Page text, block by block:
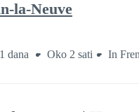
la-Neuve
dana Oko 2 sati In